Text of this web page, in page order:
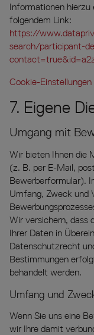
Informationen
folgendem Link:
https://
search/participant-
Cookie-Einstellungen
7. Eigene
Umgang mit
Wir bieten Ihnen die
(z. B. per E-Mail,
Bewerberformular).
Umfang, Zweck und
Wir versichern, dass
Ihrer Daten in
Datenschutzrecht
Bestimmungen
behandelt werden.
Umfang und
Wenn Sie uns eine
wir Ihre damit